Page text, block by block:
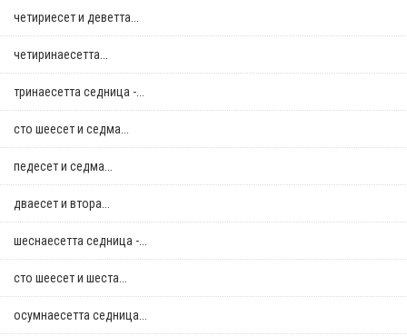
четириесет и деветта...
четиринаесетта...
тринаесетта седница -...
сто шеесет и седма...
педесет и седма...
дваесет и втора...
шеснаесетта седница -...
сто шеесет и шеста...
осумнaесетта седница...